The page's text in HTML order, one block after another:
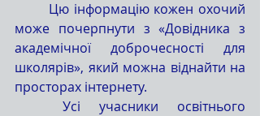
може почерпнути з «Довідника з
академічної доброчесності для
школярів», який можна віднайти на
просторах інтернету.